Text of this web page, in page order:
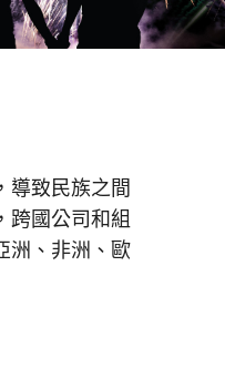
導致民族之間
跨國公司和組
洲、非洲、歐